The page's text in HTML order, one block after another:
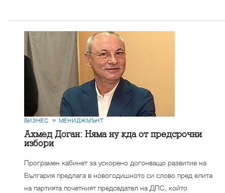
БИЗНЕС МЕНИДЖМЪНТ
Ахмед Доган: Няма нужда от предсрочни
избори
Програмен кабинет за ускорено догонващо развитие на
България предлага в новогодишното си слово пред елита
на партията почетният председател на ДПС, който